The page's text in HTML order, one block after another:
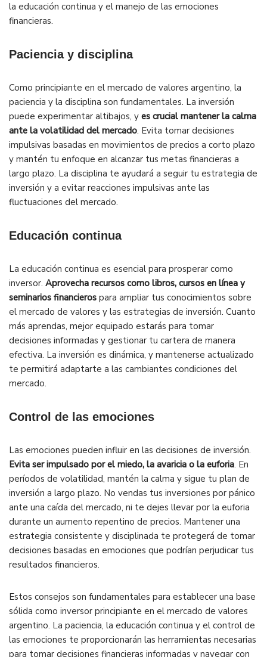
la educación continua y el manejo de las emociones
financieras.
Paciencia y disciplina
Como principiante en el mercado de valores argentino, la
paciencia y la disciplina son fundamentales. La inversión
puede experimentar altibajos, y es crucial mantener la calma
ante la volatilidad del mercado. Evita tomar decisiones
impulsivas basadas en movimientos de precios a corto plazo
y mantén tu enfoque en alcanzar tus metas financieras a
largo plazo. La disciplina te ayudará a seguir tu estrategia de
inversión y a evitar reacciones impulsivas ante las
fluctuaciones del mercado.
Educación continua
La educación continua es esencial para prosperar como
inversor. Aprovecha recursos como libros, cursos en línea y
seminarios financieros para ampliar tus conocimientos sobre
el mercado de valores y las estrategias de inversión. Cuanto
más aprendas, mejor equipado estarás para tomar
decisiones informadas y gestionar tu cartera de manera
efectiva. La inversión es dinámica, y mantenerse actualizado
te permitirá adaptarte a las cambiantes condiciones del
mercado.
Control de las emociones
Las emociones pueden influir en las decisiones de inversión.
Evita ser impulsado por el miedo, la avaricia o la euforia. En
períodos de volatilidad, mantén la calma y sigue tu plan de
inversión a largo plazo. No vendas tus inversiones por pánico
ante una caída del mercado, ni te dejes llevar por la euforia
durante un aumento repentino de precios. Mantener una
estrategia consistente y disciplinada te protegerá de tomar
decisiones basadas en emociones que podrían perjudicar tus
resultados financieros.
Estos consejos son fundamentales para establecer una base
sólida como inversor principiante en el mercado de valores
argentino. La paciencia, la educación continua y el control de
las emociones te proporcionarán las herramientas necesarias
para tomar decisiones financieras informadas y navegar con